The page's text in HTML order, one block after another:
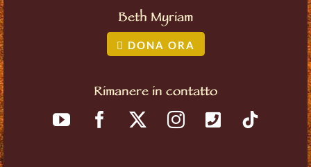
Beth Myriam
DONA ORA
Rimanere in contatto